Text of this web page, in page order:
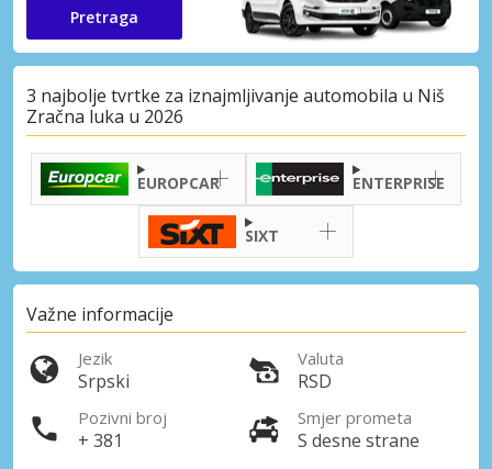
Pretraga
3 najbolje tvrtke za iznajmljivanje automobila u Niš
Zračna luka u 2026
EUROPCAR ENTERPRISE
SIXT
Važne informacije
Jezik
Srpski
Valuta
RSD
Pozivni broj
+ 381
Smjer prometa
S desne strane